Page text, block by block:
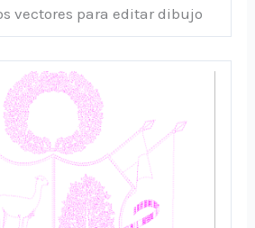
vectores para editar dibujo